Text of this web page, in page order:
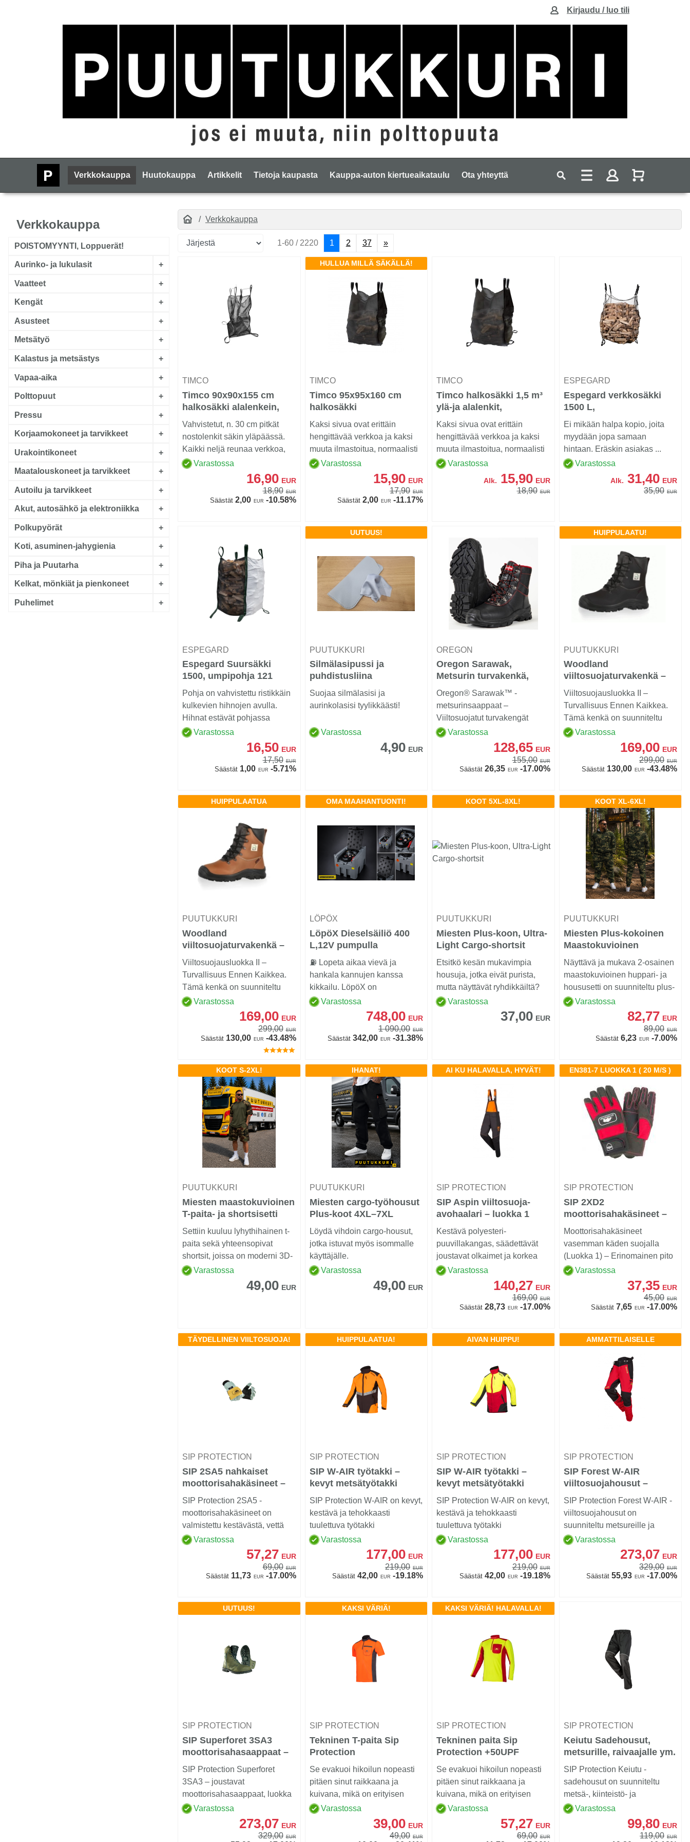
Kirjaudu / luo tili
Verkkokauppa Huutokauppa Artikkelit Tietoja kaupasta Kauppa-auton kiertueaikataulu Ota yhteyttä
Verkkokauppa
POISTOMYYNTI, Loppuerät!
Aurinko- ja lukulasit +
Vaatteet +
Kengät +
Asusteet +
Metsätyö +
Kalastus ja metsästys +
Vapaa-aika +
Polttopuut +
Pressu +
Korjaamokoneet ja tarvikkeet +
Urakointikoneet +
Maatalouskoneet ja tarvikkeet +
Autoilu ja tarvikkeet +
Akut, autosähkö ja elektroniikka +
Polkupyörät +
Koti, asuminen-jahygienia +
Piha ja Puutarha +
Kelkat, mönkiät ja pienkoneet +
Puhelimet +
Verkkokauppa
1-60 / 2220 1 2 37 »
TIMCO
Timco 90x90x155 cm
halkosäkki alalenkein,
verkkoa
Vahvistetut, n. 30 cm pitkät
nostolenkit säkin yläpäässä.
Kaikki neljä reunaa verkkoa,
erittäin hyv...
Varastossa
16,90 EUR
18,90 EUR
Säästät2,00 EUR -10.58%
HULLUA MILLÄ SÄKÄLLÄ!
TIMCO
Timco 95x95x160 cm
halkosäkki
Kaksi sivua ovat erittäin
hengittävää verkkoa ja kaksi
muuta ilmastoitua, normaalisti
hengittävää s...
Varastossa
15,90 EUR
17,90 EUR
Säästät 2,00 EUR -11.17%
TIMCO
Timco halkosäkki 1,5 m³
ylä-ja alalenkit,
95x95x160 cm
Kaksi sivua ovat erittäin
hengittävää verkkoa ja kaksi
muuta ilmastoitua, normaalisti
hengittävää s...
Varastossa
Alk. 15,90 EUR
18,90 EUR
ESPEGARD
Espegard verkkosäkki
1500 L,
Pohjatyhjennettävä
Ei mikään halpa kopio, joita
myydään jopa samaan
hintaan. Eräskin asiakas ...
Varastossa
Alk. 31,40 EUR
35,90 EUR
ESPEGARD
Espegard Suursäkki
1500, umpipohja 121
Pohja on vahvistettu ristikkäin
kulkevien hihnojen avulla.
Hihnat estävät pohjassa
olevien nostolen...
Varastossa
16,50 EUR
17,50 EUR
Säästät1,00 EUR -5.71%
UUTUUS!
PUUTUKKURI
Silmälasipussi ja
puhdistusliina
Suojaa silmälasisi ja
aurinkolasisi tyylikkäästi!
Varastossa
4,90 EUR
OREGON
Oregon Sarawak,
Metsurin turvakenkä,
nahka Class 1
Oregon® Sarawak™ -
metsurinsaappaat –
Viiltosuojatut turvakengät
moottorisahatyöhön
Varastossa
128,65 EUR
155,00 EUR
Säästät26,35 EUR -17.00%
HUIPPULAATU!
PUUTUKKURI
Woodland
viiltosuojaturvakenkä –
Luokka 2 (24 m/s), Black
Viiltosuojausluokka II –
Turvallisuus Ennen Kaikkea.
Tämä kenkä on suunniteltu
ammattilaisille.......
Varastossa
169,00 EUR
299,00 EUR
Säästät 130,00 EUR -43.48%
HUIPPULAATUA
PUUTUKKURI
Woodland
viiltosuojaturvakenkä –
Luokka 2 (24 m/s), Brown
Viiltosuojausluokka II –
Turvallisuus Ennen Kaikkea.
Tämä kenkä on suunniteltu
ammattilaisille.......
Varastossa
169,00 EUR
299,00 EUR
Säästät130,00 EUR -43.48%
OMA MAAHANTUONTI!
LÖPÖX
LöpöX Dieselsäiliö 400
L,12V pumpulla
⛽ Lopeta aikaa vievä ja
hankala kannujen kanssa
kikkailu. LöpöX on
huippukätevä, matala ja
Varastossa
748,00 EUR
1 090,00 EUR
Säästät 342,00 EUR -31.38%
KOOT 5XL-8XL!
PUUTUKKURI
Miesten Plus-koon, Ultra-
Light Cargo-shortsit
Etsitkö kesän mukavimpia
housuja, jotka eivät purista,
mutta näyttävät ryhdikkäiltä?
Varastossa
37,00 EUR
KOOT XL-6XL!
PUUTUKKURI
Miesten Plus-kokoinen
Maastokuvioinen
Huppari- ja Housusetti
Näyttävä ja mukava 2-osainen
maastokuvioinen huppari- ja
housusetti on suunniteltu plus-
kokoisille ...
Varastossa
82,77 EUR
89,00 EUR
Säästät 6,23 EUR -7.00%
KOOT S-2XL!
PUUTUKKURI
Miesten maastokuvioinen
T-paita- ja shortsisetti
Settiin kuuluu lyhythihainen t-
paita sekä yhteensopivat
shortsit, joissa on moderni 3D-
digitaalipai...
Varastossa
49,00 EUR
IHANAT!
PUUTUKKURI
Miesten cargo-työhousut
Plus-koot 4XL–7XL
Löydä vihdoin cargo-housut,
jotka istuvat myös isommalle
käyttäjälle.
Varastossa
49,00 EUR
AI KU HALAVALLA, HYVÄT!
SIP PROTECTION
SIP Aspin viiltosuoja-
avohaalari – luokka 1
Kestävä polyesteri-
puuvillakangas, säädettävät
joustavat olkaimet ja korkea
rinta- sekä selkäosa te...
Varastossa
140,27 EUR
169,00 EUR
Säästät28,73 EUR -17.00%
EN381-7 LUOKKA 1 ( 20 M/S )
SIP PROTECTION
SIP 2XD2
moottorisahakäsineet –
vasen käsi
Moottorisahakäsineet
vasemman käden suojalla
(Luokka 1) – Erinomainen pito
ja sormituntuma
Varastossa
37,35 EUR
45,00 EUR
Säästät 7,65 EUR -17.00%
TÄYDELLINEN VIILTOSUOJA!
SIP PROTECTION
SIP 2SA5 nahkaiset
moottorisahakäsineet –
luokka 1
SIP Protection 2SA5 -
moottorisahakäsineet on
valmistettu kestävästä, vettä
hylkiväksi käsitellystä ...
Varastossa
57,27 EUR
69,00 EUR
Säästät11,73 EUR -17.00%
HUIPPULAATUA!
SIP PROTECTION
SIP W-AIR työtakki –
kevyt metsätyötakki
SIP Protection W-AIR on kevyt,
kestävä ja tehokkaasti
tuulettuva työtakki
metsätyöhön.
Varastossa
177,00 EUR
219,00 EUR
Säästät 42,00 EUR -19.18%
AIVAN HUIPPU!
SIP PROTECTION
SIP W-AIR työtakki –
kevyt metsätyötakki
SIP Protection W-AIR on kevyt,
kestävä ja tehokkaasti
tuulettuva työtakki
metsätyöhön.
Varastossa
177,00 EUR
219,00 EUR
Säästät42,00 EUR -19.18%
AMMATTILAISELLE
SIP PROTECTION
SIP Forest W-AIR
viiltosuojahousut –
luokka 1
SIP Protection Forest W-AIR -
viiltosuojahousut on
suunniteltu metsureille ja
metsänomistajille, jot...
Varastossa
273,07 EUR
329,00 EUR
Säästät 55,93 EUR -17.00%
UUTUUS!
SIP PROTECTION
SIP Superforet 3SA3
moottorisahasaappaat –
luokka 2
SIP Protection Superforet
3SA3 – joustavat
moottorisahasaappaat, luokka
2 SIP Protection Supe...
Varastossa
273,07 EUR
329,00 EUR
KAKSI VÄRIÄ!
SIP PROTECTION
Tekninen T-paita Sip
Protection
Se evakuoi hikoilun nopeasti
pitäen sinut raikkaana ja
kuivana, mikä on erityisen
arvokasta työsken...
Varastossa
39,00 EUR
49,00 EUR
KAKSI VÄRIÄ! HALAVALLA!
SIP PROTECTION
Tekninen paita Sip
Protection +50UPF
Se evakuoi hikoilun nopeasti
pitäen sinut raikkaana ja
kuivana, mikä on erityisen
arvokasta työsken...
Varastossa
57,27 EUR
69,00 EUR
SIP PROTECTION
Keiutu Sadehousut,
metsurille, raivaajalle ym.
SIP Protection Keiutu -
sadehousut on suunniteltu
metsä-, kiinteistö- ja
maastotyöhön, jossa tarvita...
Varastossa
99,80 EUR
119,00 EUR